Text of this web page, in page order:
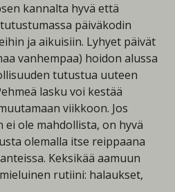
kannalta hyvä että
päiväkodin
ja aikuisiin. Lyhyet päivät
vanhempaa) hoidon alussa
tutustua uuteen
lasku voi kestää
viikkoon. Jos
ole mahdollista, on hyvä
olemalla itse reippaana
Keksikää aamuun
rutiini: halaukset,